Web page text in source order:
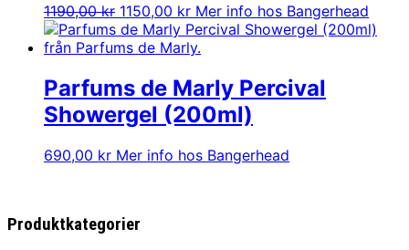
1190,00kr Det
ursprungliga
priset
1190,00 kr.
1150,00 krDet
nuvarande
priset
1150,00 kr.
Mer info hos Bangerhead
Parfums de Marly Percival
Showergel (200ml)
690,00 kr Mer info hos Bangerhead
Produktkategorier